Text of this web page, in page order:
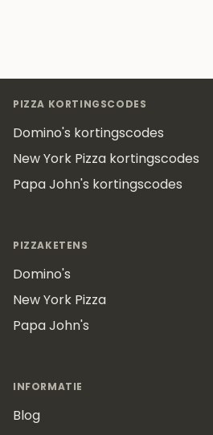
PIZZA KORTINGSCODES
Domino's kortingscodes
New York Pizza kortingscodes
Papa John's kortingscodes
PIZZAKETENS
Domino's
New York Pizza
Papa John's
INFORMATIE
Blog